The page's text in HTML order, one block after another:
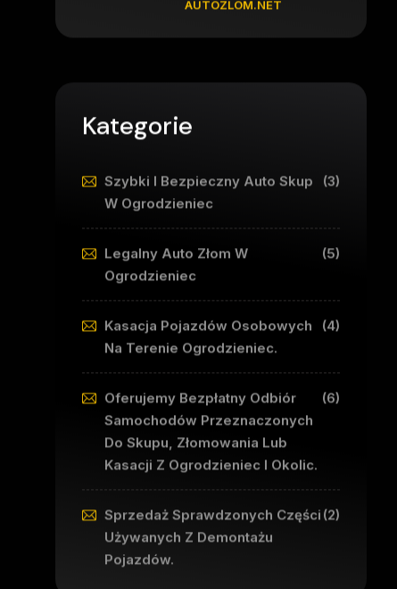
AUTOZLOM.NET
Kategorie
Szybki I Bezpieczny Auto Skup
W Ogrodzieniec
(3)
Legalny Auto Złom W
Ogrodzieniec
(5)
Kasacja Pojazdów Osobowych
Na Terenie Ogrodzieniec.
(4)
Oferujemy Bezpłatny Odbiór
Samochodów Przeznaczonych
Do Skupu, Złomowania Lub
Kasacji Z Ogrodzieniec I Okolic.
(6)
Sprzedaż Sprawdzonych Części
Używanych Z Demontażu
Pojazdów.
(2)